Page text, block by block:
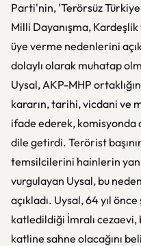
Parti'nin, 'Terörsüz
Milli Dayanışma,
üye verme nedenlerini
dolaylı olarak muhatap
Uysal, AKP-MHP
kararın, tarihi, vicdani ve
ifade ederek, komisyonda
dile getirdi. Terörist
temsilcilerini hainlerin
vurgulayan Uysal, bu
açıkladı. Uysal, 64 yıl
katledildiği İmralı cezaevi,
katline sahne olacağını